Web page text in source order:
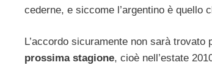
cederne, e siccome l’argentino è quello
L’accordo sicuramente non sarà trovato
prossima stagione, cioè nell’estate